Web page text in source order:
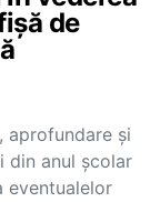
de
aprofundare și
din anul școlar
eventualelor